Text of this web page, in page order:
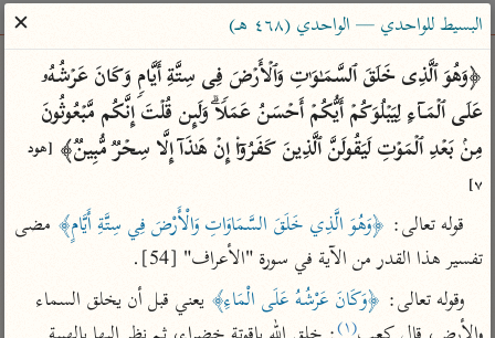
ساهم معنا في نشر القرآن والعلم الشرعي
الباحث القرآني
بحث تفسير علوم مصاحف معاجم
Type 2 or more characters for results.
Type 1 or more
characters for results.
أمّهات
تفسير الطبري
عامّة
فتح البيان للقنوجي
معاصرة
الميسر
البسيط للواحدي — الواحدي (٤٦٨ هـ)
✕
مِنۢ بَعۡدِ ٱلۡمَوۡتِ لَیَقُولَنَّ ٱلَّذِینَ كَفَرُوۤا۟ إِنۡ هَـٰذَاۤ إِلَّا سِحۡرࣱ مُّبِینࣱ﴾
٧]
قوله تعالى: ﴿وَهُوَ الَّذِي خَلَقَ السَّمَاوَاتِ وَالْأَرْضَ فِي سِتَّةِ أَيَّامٍ﴾
تفسير هذا القدر من الآية في سورة "الأعراف" [54].
وقوله تعالى: ﴿وَكَانَ عَرْشُهُ عَلَى الْمَاءِ﴾
(١)